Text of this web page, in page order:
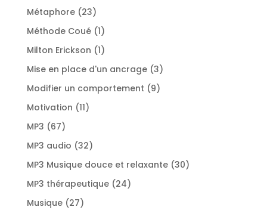
produits
Métaphore 2323
produits
Méthode Coué 11
produit
Milton Erickson 11
Mise en place d'un ancrage 33
produits
Modifier un comportement 99
Motivation 1111
MP3 6767
produits
MP3 audio 3232
produits
MP3 Musique douce et relaxante 3030
MP3 thérapeutique 2424
Musique 2727